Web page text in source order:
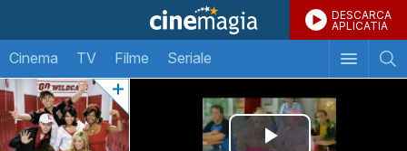
DESCARCA
APLICATIA
Cinema TV Filme Seriale